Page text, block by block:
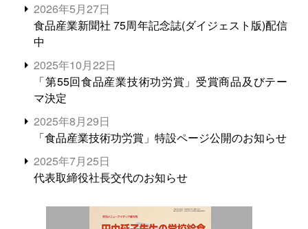
2026年5月27日
食品産業新聞社 75周年記念誌(ダイジェスト版)配信
中
2025年10月22日
「第55回食品産業技術功労賞」受賞商品及びテー
マ決定
2025年8月29日
「食品産業技術功労賞」特設ページ公開のお知らせ
2025年7月25日
代表取締役社長交代のお知らせ